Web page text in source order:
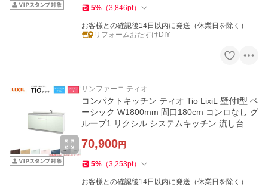
5% （3,846pt）
お客様との確認後14日以内に発送（休業日を除く）
リフォームおたすけDIY
サンファーニ ティオ
コンパクトキッチン ティオ Tio LixiL 壁付I型 ベ
ーシック W1800mm 間口180cm コンロなし グ
ループ1 リクシル システムキッチン 流し台 フ
70,900円
5% （3,253pt）
お客様との確認後14日以内に発送（休業日を除く）